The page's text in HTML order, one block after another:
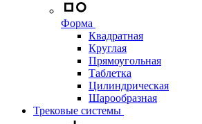
Форма
Квадратная
Круглая
Прямоугольная
Таблетка
Цилиндрическая
Шарообразная
Трековые системы